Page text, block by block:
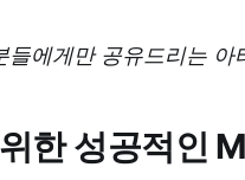
에게만 공유드리는
한 성공적인